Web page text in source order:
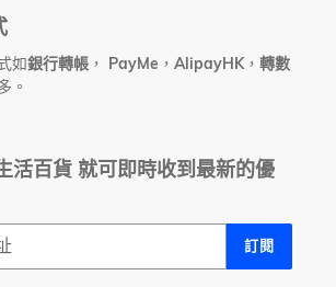
如銀行轉帳 ， PayMe ， AlipayHK ， 轉數
。
活百貨 就可即時收到最新的優
訂閱